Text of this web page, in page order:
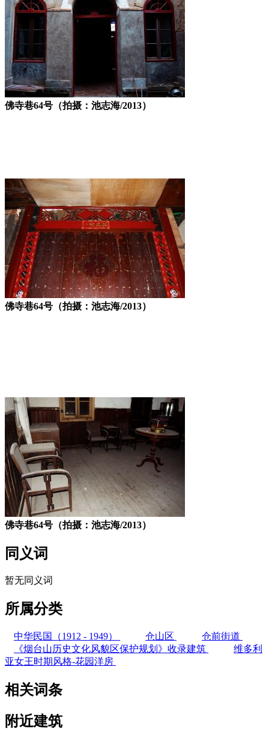
佛寺巷64号（拍摄：池志海/2013）
佛寺巷64号（拍摄：池志海/2013）
佛寺巷64号（拍摄：池志海/2013）
同义词
暂无同义词
所属分类
中华民国（1912 - 1949） 仓山区
仓前街道
《烟台山历史文化风貌区保护规划》收录建筑
维多利
亚女王时期风格-花园洋房
相关词条
附近建筑